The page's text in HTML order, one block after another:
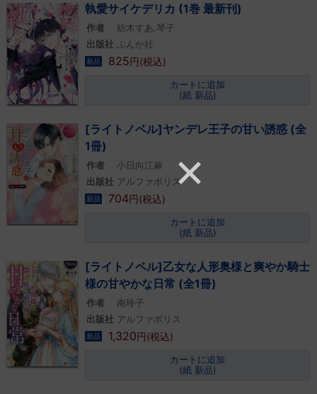
執愛サイケデリカ (1巻 最新刊)
作者
紡木すあ,琴子
出版社
ぶんか社
新品 825円(税込)
カートに追加
(紙 新品)
[ライトノベル]ヤンデレ王子の甘い誘惑 (全
1冊)
作者
小日向江麻
出版社 アルファポリス
新品 704円(税込)
カートに追加
(紙 新品)
[ライトノベル]乙女な人形奥様と爽やか騎士
様の甘やかな日常 (全1冊)
作者
南玲子
出版社 アルファポリス
新品 1,320円(税込)
カートに追加
(紙 新品)